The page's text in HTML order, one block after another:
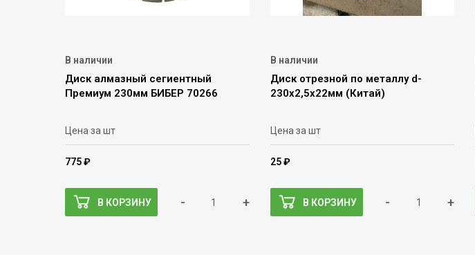
В наличии
Диск алмазный сегиентный
Премиум 230мм БИБЕР 70266
Цена за шт
775 ₽
В КОРЗИНУ - +
В наличии
Диск отрезной по металлу d-
230х2,5х22мм (Китай)
Цена за шт
25 ₽
В КОРЗИНУ - +